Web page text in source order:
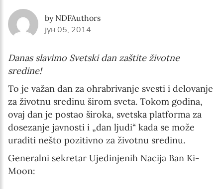
by NDFAuthors
јун 05, 2014
Danas slavimo Svetski dan zaštite životne
sredine!
To je važan dan za ohrabrivanje svesti i delovanje
za životnu sredinu širom sveta. Tokom godina,
ovaj dan je postao široka, svetska platforma za
dosezanje javnosti i „dan ljudi“ kada se može
uraditi nešto pozitivno za životnu sredinu.
Generalni sekretar Ujedinjenih Nacija Ban Ki-
Moon:
Birthday
Language preference
Serbian
English
Interests
Program updates